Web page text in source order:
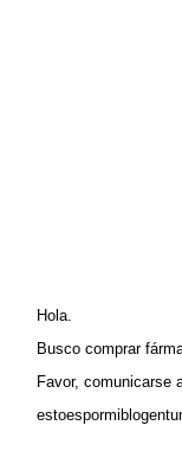
Hola.
Busco comprar
Favor, comunicarse